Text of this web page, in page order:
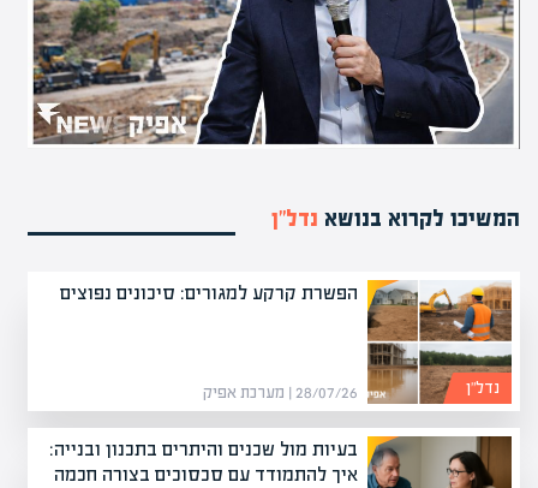
המשיכו לקרוא בנושא נדל”ן
הפשרת קרקע למגורים: סיכונים נפוצים
28/07/26 | מערכת אפיק נדל”ן
בעיות מול שכנים והיתרים בתכנון ובנייה:
איך להתמודד עם סכסוכים בצורה חכמה